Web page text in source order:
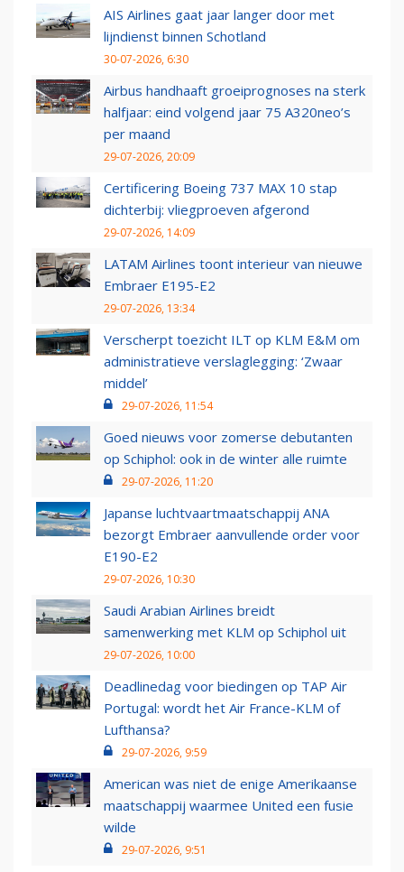
AIS Airlines gaat jaar langer door met
lijndienst binnen Schotland
30-07-2026, 6:30
Airbus handhaaft groeiprognoses na sterk
halfjaar: eind volgend jaar 75 A320neo’s
per maand
29-07-2026, 20:09
Certificering Boeing 737 MAX 10 stap
dichterbij: vliegproeven afgerond
29-07-2026, 14:09
LATAM Airlines toont interieur van nieuwe
Embraer E195-E2
29-07-2026, 13:34
Verscherpt toezicht ILT op KLM E&M om
administratieve verslaglegging: ‘Zwaar
middel’
29-07-2026, 11:54
Goed nieuws voor zomerse debutanten
op Schiphol: ook in de winter alle ruimte
29-07-2026, 11:20
Japanse luchtvaartmaatschappij ANA
bezorgt Embraer aanvullende order voor
E190-E2
29-07-2026, 10:30
Saudi Arabian Airlines breidt
samenwerking met KLM op Schiphol uit
29-07-2026, 10:00
Deadlinedag voor biedingen op TAP Air
Portugal: wordt het Air France-KLM of
Lufthansa?
29-07-2026, 9:59
American was niet de enige Amerikaanse
maatschappij waarmee United een fusie
wilde
29-07-2026, 9:51